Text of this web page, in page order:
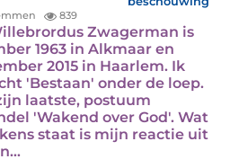
839
Zwagerman is
1963 in Alkmaar en
2015 in Haarlem. Ik
'Bestaan' onder de loep.
laatste, postuum
'Wakend over God'. Wat
staat is mijn reactie uit